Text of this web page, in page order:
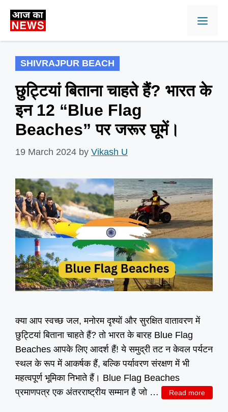
SHIVRAJPUR BEACH
छुट्टियां बिताना चाहते हैं? भारत के
इन 12 “Blue Flag
Beaches” पर जरूर घूमें।
19 March 2024 by Vikash U
क्या आप स्वच्छ जल, मनोरम दृश्यों और सुरक्षित वातावरण में
छुट्टियां बिताना चाहते हैं? तो भारत के बारह Blue Flag
Beaches आपके लिए आदर्श हैं! ये समुद्री तट न केवल पर्यटन
स्थल के रूप में आकर्षक हैं, बल्कि पर्यावरण संरक्षण में भी
महत्वपूर्ण भूमिका निभाते हैं। Blue Flag Beaches
प्रमाणपत्र एक अंतरराष्ट्रीय सम्मान है जो …
Read more